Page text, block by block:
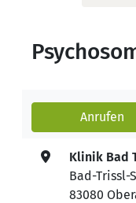
Anrufen
Klinik Bad
Bad-Trissl-
83080